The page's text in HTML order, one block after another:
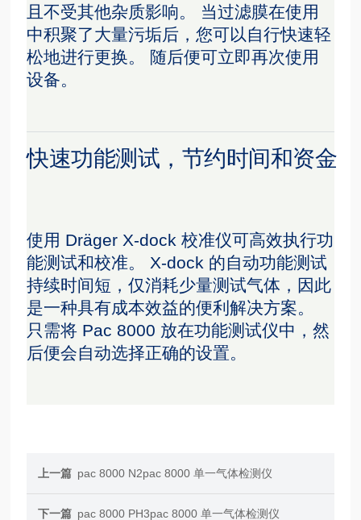
且不受其他杂质影响。 当过滤膜在使用
中积聚了大量污垢后，您可以自行快速轻
松地进行更换。 随后便可立即再次使用
设备。
快速功能测试，节约时间和资金
使用 Dräger X-dock 校准仪可高效执行功
能测试和校准。 X-dock 的自动功能测试
持续时间短，仅消耗少量测试气体，因此
是一种具有成本效益的便利解决方案。
只需将 Pac 8000 放在功能测试仪中，然
后便会自动选择正确的设置。
上一篇 pac 8000 N2pac 8000 单一气体检测仪
下一篇 pac 8000 PH3pac 8000 单一气体检测仪